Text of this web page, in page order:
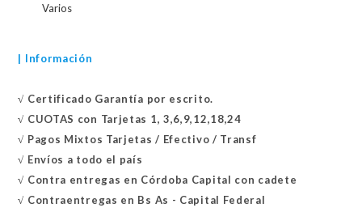
Varios
| Información
√ Certificado Garantía por escrito.
√ CUOTAS con Tarjetas 1, 3,6,9,12,18,24
√ Pagos Mixtos Tarjetas / Efectivo / Transf
√ Envíos a todo el país
√ Contra entregas en Córdoba Capital con cadete
√ Contraentregas en Bs As - Capital Federal